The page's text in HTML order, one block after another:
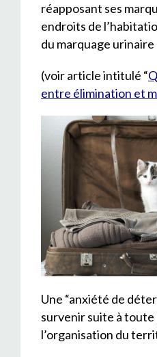
réapposant ses
endroits de
du marquage urinaire
(voir article intitulé “
entre élimination et
Une “anxiété de
survenir suite à
l’organisation du